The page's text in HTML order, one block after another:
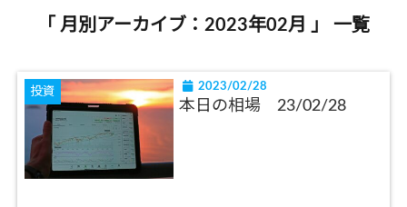
「 月別アーカイブ：2023年02月 」 一覧
投資 2023/02/28
本日の相場 23/02/28